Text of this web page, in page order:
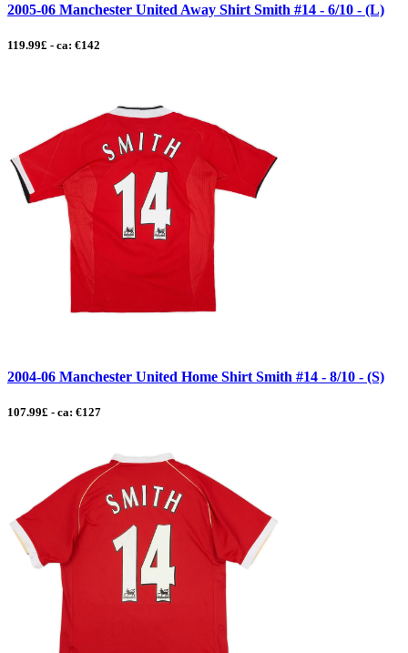
2005-06 Manchester United Away Shirt Smith #14 - 6/10 - (L)
119.99£ - ca: €142
2004-06 Manchester United Home Shirt Smith #14 - 8/10 - (S)
107.99£ - ca: €127